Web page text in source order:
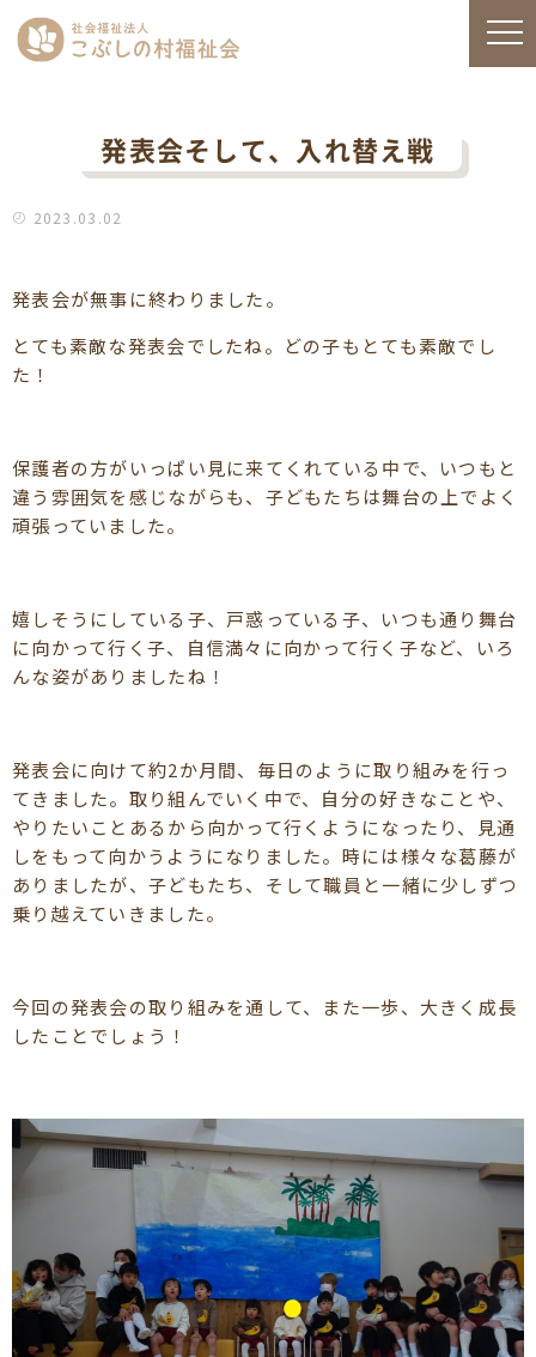
発表会そして、入れ替え戦
2023.03.02
発表会が無事に終わりました。
とても素敵な発表会でしたね。どの子もとても素敵でし
た！
保護者の方がいっぱい見に来てくれている中で、いつもと
違う雰囲気を感じながらも、子どもたちは舞台の上でよく
頑張っていました。
嬉しそうにしている子、戸惑っている子、いつも通り舞台
に向かって行く子、自信満々に向かって行く子など、いろ
んな姿がありましたね！
発表会に向けて約2か月間、毎日のように取り組みを行っ
てきました。取り組んでいく中で、自分の好きなことや、
やりたいことあるから向かって行くようになったり、見通
しをもって向かうようになりました。時には様々な葛藤が
ありましたが、子どもたち、そして職員と一緒に少しずつ
乗り越えていきました。
今回の発表会の取り組みを通して、また一歩、大きく成長
したことでしょう！